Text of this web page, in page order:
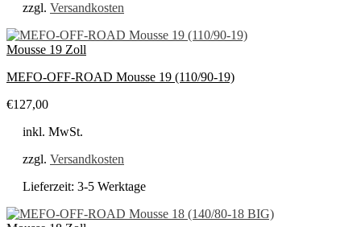
zzgl. Versandkosten
Mousse 19 Zoll
MEFO-OFF-ROAD Mousse 19 (110/90-19)
€127,00
inkl. MwSt.
zzgl. Versandkosten
Lieferzeit: 3-5 Werktage